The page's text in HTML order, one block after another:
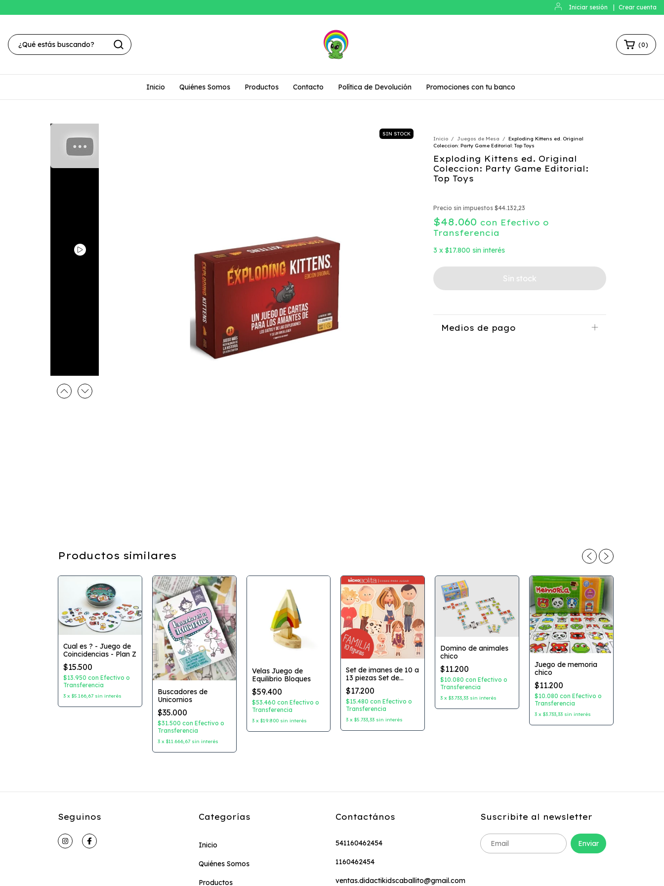
Iniciar sesión Crear cuenta
(0)
Inicio Quiénes Somos Productos Contacto Política de Devolución Promociones con tu banco
SIN STOCK
Inicio / Juegos de Mesa / Exploding Kittens ed. Original
Coleccion: Party Game Editorial: Top Toys
Exploding Kittens ed. Original
Coleccion: Party Game Editorial:
Top Toys
Precio sin impuestos $44.132,23
$48.060 con Efectivo o
Transferencia
3 x $17.800 sin interés
Medios de pago
Productos similares
Cual es ? - Juego de
Coincidencias - Plan Z
$15.500
$13.950 con Efectivo o
Transferencia
3 x $5.166,67 sin interés
Buscadores de
Unicornios
$35.000
$31.500 con Efectivo o
Transferencia
3 x $11.666,67 sin interés
Velas Juego de
Equilibrio Bloques
$59.400
$53.460 con Efectivo o
Transferencia
3 x $19.800 sin interés
Set de imanes de 10 a
13 piezas Set de
Vocabulario
Hablemos de la
granja / Hablemos
de la Selva /
Hablemos de
Transportes /
Hablemos de la
$17.200
$15.480con Efectivo o
Transferencia
3 x$5.733,33 sin interés
Domino de animales
chico
$11.200
$10.080con Efectivo o
Transferencia
3 x$3.733,33 sin interés
Juego de memoria
chico
$11.200
$10.080con Efectivo o
Transferencia
3 x$3.733,33 sin interés
Seguinos Categorías
Inicio
Quiénes Somos
Productos
Contactános
541160462454
1160462454
ventas.didactikidscaballito@gmail.com
Suscribite al newsletter